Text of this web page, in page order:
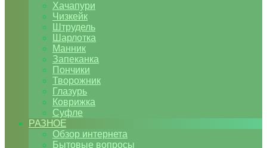
Хачапури
Чизкейк
Штрудель
Шарлотка
Манник
Запеканка
Пончики
Творожник
Глазурь
Коврижка
Суфле
РАЗНОЕ
Обзор интернета
Бытовые вопросы